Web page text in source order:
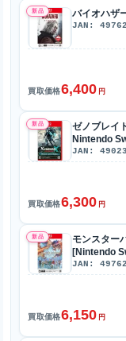
新品 バイオハザ
JAN:
買取価格6,400 円
新品
ゼノブレイ
Nintendo
JAN:
買取価格6,300 円
新品
モンスター
[Nintendo
JAN:
買取価格6,150 円